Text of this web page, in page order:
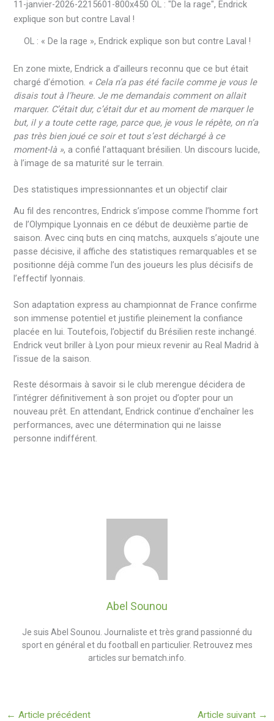
OL : « De la rage », Endrick explique son but contre Laval !
En zone mixte, Endrick a d’ailleurs reconnu que ce but était
chargé d’émotion. « Cela n’a pas été facile comme je vous le
disais tout à l’heure. Je me demandais comment on allait
marquer. C’était dur, c’était dur et au moment de marquer le
but, il y a toute cette rage, parce que, je vous le répète, on n’a
pas très bien joué ce soir et tout s’est déchargé à ce
moment-là », a confié l’attaquant brésilien. Un discours lucide,
à l’image de sa maturité sur le terrain.
Des statistiques impressionnantes et un objectif clair
Au fil des rencontres, Endrick s’impose comme l’homme fort
de l’Olympique Lyonnais en ce début de deuxième partie de
saison. Avec cinq buts en cinq matchs, auxquels s’ajoute une
passe décisive, il affiche des statistiques remarquables et se
positionne déjà comme l’un des joueurs les plus décisifs de
l’effectif lyonnais.
Son adaptation express au championnat de France confirme
son immense potentiel et justifie pleinement la confiance
placée en lui. Toutefois, l’objectif du Brésilien reste inchangé.
Endrick veut briller à Lyon pour mieux revenir au Real Madrid à
l’issue de la saison.
Reste désormais à savoir si le club merengue décidera de
l’intégrer définitivement à son projet ou d’opter pour un
nouveau prêt. En attendant, Endrick continue d’enchaîner les
performances, avec une détermination qui ne laisse
personne indifférent.
Abel Sounou
Je suis Abel Sounou. Journaliste et très grand passionné du
sport en général et du football en particulier. Retrouvez mes
articles sur bematch.info.
← Article précédent Article suivant →